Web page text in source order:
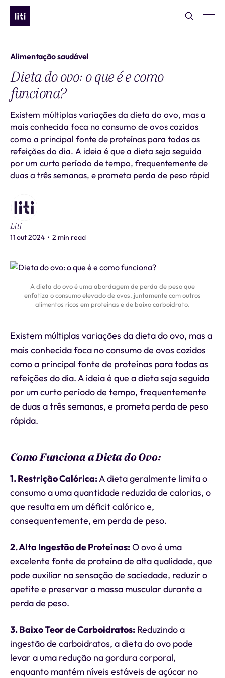
Alimentação saudável
Dieta do ovo: o que é e como
funciona?
Existem múltiplas variações da dieta do ovo, mas a
mais conhecida foca no consumo de ovos cozidos
como a principal fonte de proteínas para todas as
refeições do dia. A ideia é que a dieta seja seguida
por um curto período de tempo, frequentemente de
duas a três semanas, e prometa perda de peso rápid
Liti
11 out 2024 • 2 min read
A dieta do ovo é uma abordagem de perda de peso que
enfatiza o consumo elevado de ovos, juntamente com outros
alimentos ricos em proteínas e de baixo carboidrato.
Existem múltiplas variações da dieta do ovo, mas a
mais conhecida foca no consumo de ovos cozidos
como a principal fonte de proteínas para todas as
refeições do dia. A ideia é que a dieta seja seguida
por um curto período de tempo, frequentemente
de duas a três semanas, e prometa perda de peso
rápida.
Como Funciona a Dieta do Ovo:
1. Restrição Calórica:A dieta geralmente limita o
consumo a uma quantidade reduzida de calorias, o
que resulta em um déficit calórico e,
consequentemente, em perda de peso.
2. Alta Ingestão de Proteínas:O ovo é uma
excelente fonte de proteína de alta qualidade, que
pode auxiliar na sensação de saciedade, reduzir o
apetite e preservar a massa muscular durante a
perda de peso.
3. Baixo Teor de Carboidratos: Reduzindo a
ingestão de carboidratos, a dieta do ovo pode
levar a uma redução na gordura corporal,
enquanto mantém níveis estáveis de açúcar no